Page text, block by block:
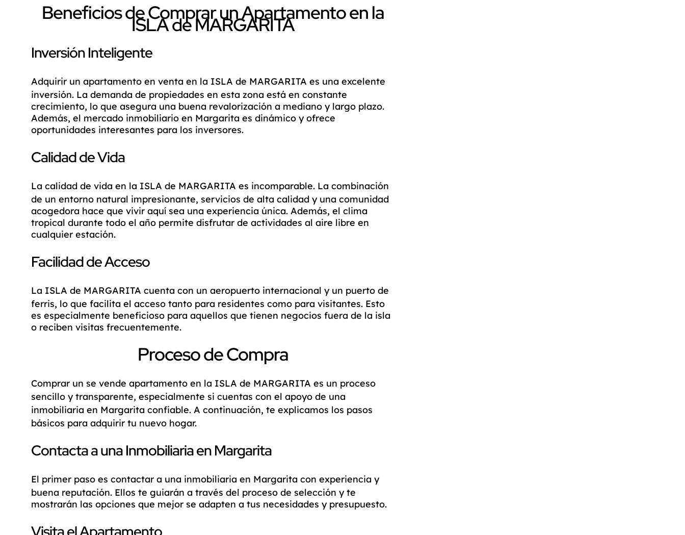
Beneficios de Comprar un Apartamento en la
ISLA de MARGARITA
Inversión Inteligente
Adquirir un apartamento en venta en la ISLA de MARGARITA es una excelente
inversión. La demanda de propiedades en esta zona está en constante
crecimiento, lo que asegura una buena revalorización a mediano y largo plazo.
Además, el mercado inmobiliario en Margarita es dinámico y ofrece
oportunidades interesantes para los inversores.
Calidad de Vida
La calidad de vida en la ISLA de MARGARITA es incomparable. La combinación
de un entorno natural impresionante, servicios de alta calidad y una comunidad
acogedora hace que vivir aquí sea una experiencia única. Además, el clima
tropical durante todo el año permite disfrutar de actividades al aire libre en
cualquier estación.
Facilidad de Acceso
La ISLA de MARGARITA cuenta con un aeropuerto internacional y un puerto de
ferris, lo que facilita el acceso tanto para residentes como para visitantes. Esto
es especialmente beneficioso para aquellos que tienen negocios fuera de la isla
o reciben visitas frecuentemente.
Proceso de Compra
Comprar un se vende apartamento en la ISLA de MARGARITA es un proceso
sencillo y transparente, especialmente si cuentas con el apoyo de una
inmobiliaria en Margarita confiable. A continuación, te explicamos los pasos
básicos para adquirir tu nuevo hogar.
Contacta a una Inmobiliaria en Margarita
El primer paso es contactar a una inmobiliaria en Margarita con experiencia y
buena reputación. Ellos te guiarán a través del proceso de selección y te
mostrarán las opciones que mejor se adapten a tus necesidades y presupuesto.